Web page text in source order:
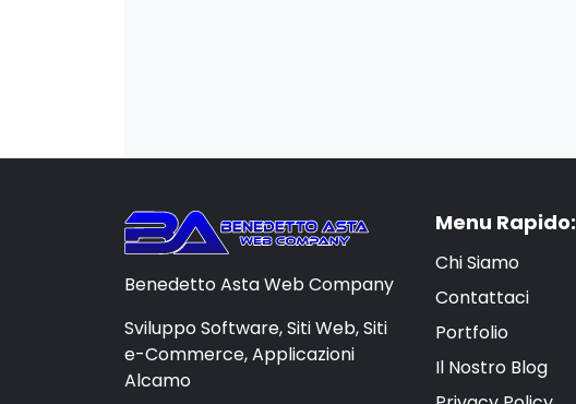
Benedetto Asta Web Company
Sviluppo Software, Siti Web, Siti
e-Commerce, Applicazioni
Alcamo
Menu Rapido:
Chi Siamo
Contattaci
Portfolio
Il Nostro Blog